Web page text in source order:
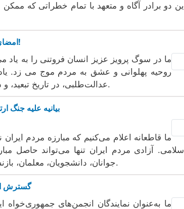
این دو برادر آگاه و متعهد با تمام خطراتی که
امضای جمعی: پرویز قلیچ‌خانی، قهرمان ملی و مبارزی که اسطوره شد!
ما در سوگ پرویز عزیز انسان فروتنی را به
روحیه پهلوانی و عشق به مردم موج می زد.
عدالت‌طلبی، در تاریخ تبعید، و در دل کسانی که انسانیت را پاس می دارند، زنده خواهد ماند.
بیانیه علیه جنگ
ما قاطعانه اعلام می‌کنیم که مبارزه مردم
اسلامی. آزادی مردم ایران تنها می‌تواند حاصل
جوانان، دانشجویان، معلمان، بازنشستگان، خلق‌های تحت ستم و تمامی فرودستان جامعه باشد.
گسترش
ما به‌عنوان نمایندگان انجمن‌های جمهوری‌خواه